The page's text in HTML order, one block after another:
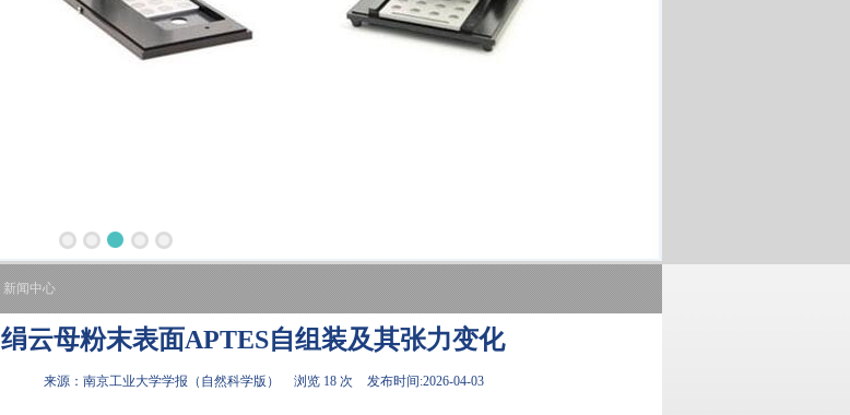
新闻中心
绢云母粉末表面APTES自组装及其张力变化
来源：南京工业大学学报（自然科学版） 浏览 18 次 发布时间:2026-04-03